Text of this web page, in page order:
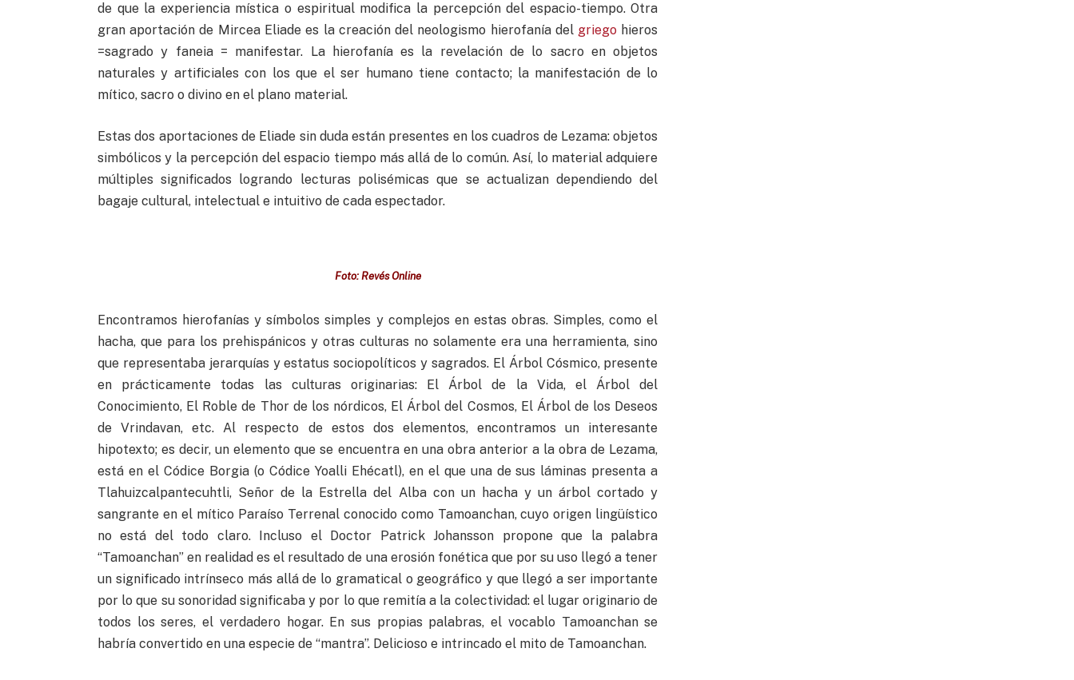
de que la experiencia mística o espiritual modifica la percepción del espacio-tiempo. Otra
gran aportación de Mircea Eliade es la creación del neologismo hierofanía del griego hieros
=sagrado y faneia = manifestar. La hierofanía es la revelación de lo sacro en objetos
naturales y artificiales con los que el ser humano tiene contacto; la manifestación de lo
mítico, sacro o divino en el plano material.
Estas dos aportaciones de Eliade sin duda están presentes en los cuadros de Lezama: objetos
simbólicos y la percepción del espacio tiempo más allá de lo común. Así, lo material adquiere
múltiples significados logrando lecturas polisémicas que se actualizan dependiendo del
bagaje cultural, intelectual e intuitivo de cada espectador.
Foto: Revés Online
Encontramos hierofanías y símbolos simples y complejos en estas obras. Simples, como el
hacha, que para los prehispánicos y otras culturas no solamente era una herramienta, sino
que representaba jerarquías y estatus sociopolíticos y sagrados. El Árbol Cósmico, presente
en prácticamente todas las culturas originarias: El Árbol de la Vida, el Árbol del
Conocimiento, El Roble de Thor de los nórdicos, El Árbol del Cosmos, El Árbol de los Deseos
de Vrindavan, etc. Al respecto de estos dos elementos, encontramos un interesante
hipotexto; es decir, un elemento que se encuentra en una obra anterior a la obra de Lezama,
está en el Códice Borgia (o Códice Yoalli Ehécatl), en el que una de sus láminas presenta a
Tlahuizcalpantecuhtli, Señor de la Estrella del Alba con un hacha y un árbol cortado y
sangrante en el mítico Paraíso Terrenal conocido como Tamoanchan, cuyo origen lingüístico
no está del todo claro. Incluso el Doctor Patrick Johansson propone que la palabra
“Tamoanchan” en realidad es el resultado de una erosión fonética que por su uso llegó a tener
un significado intrínseco más allá de lo gramatical o geográfico y que llegó a ser importante
por lo que su sonoridad significaba y por lo que remitía a la colectividad: el lugar originario de
todos los seres, el verdadero hogar. En sus propias palabras, el vocablo Tamoanchan se
habría convertido en una especie de “mantra”. Delicioso e intrincado el mito de Tamoanchan.